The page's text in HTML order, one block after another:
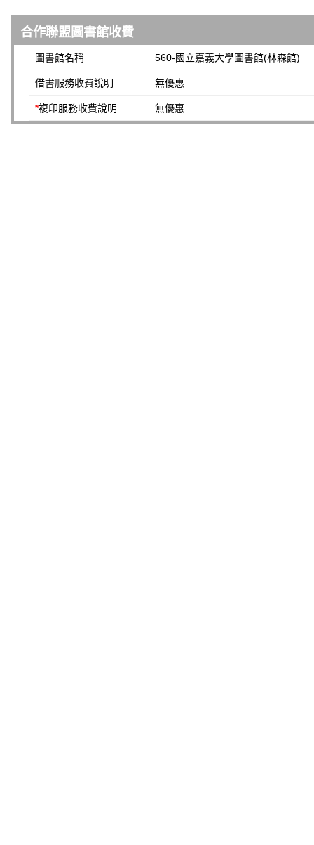
合作聯盟圖書館收費
圖書館名稱 560-國立嘉義大學圖書館(林森館)
借書服務收費說明 無優惠
*複印服務收費說明 無優惠